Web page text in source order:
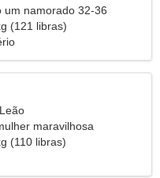
um namorado 32-36
(121 libras)
maravilhosa
(110 libras)